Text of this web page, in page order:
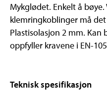
Mykglødet. Enkelt å
klemringkoblinger må
Plastisolasjon 2 mm. Kan
oppfyller kravene i EN-
Teknisk spesifikasjon